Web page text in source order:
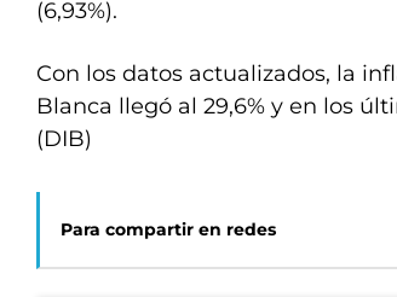
(6,93%).
Con los datos actualizados, la
Blanca llegó al 29,6% y en los
(DIB)
Para compartir en redes